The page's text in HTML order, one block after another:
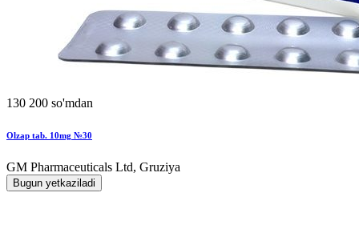
130 200 so'mdan
Olzap tab. 10mg №30
GM Pharmaceuticals Ltd, Gruziya
Bugun yetkaziladi